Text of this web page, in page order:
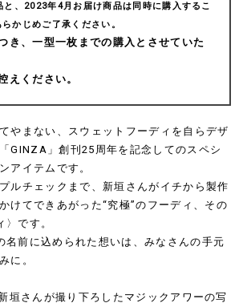
と、2023年4月お届け商品は同時に購入するこ
かじめご了承ください。
、一型一枚までの購入とさせていた
ください。
やまない、スウェットフーディを自らデザ
GINZA」創刊25周年を記念してのスペシ
アイテムです。
ルチェックまで、新垣さんがイチから製作
けてできあがった“究極”のフーディ、その
です。
名前に込められた想いは、みなさんの手元
に。
垣さんが撮り下ろしたマジックアワーの写